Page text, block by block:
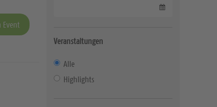
Event
Veranstaltungen
Alle
Highlights